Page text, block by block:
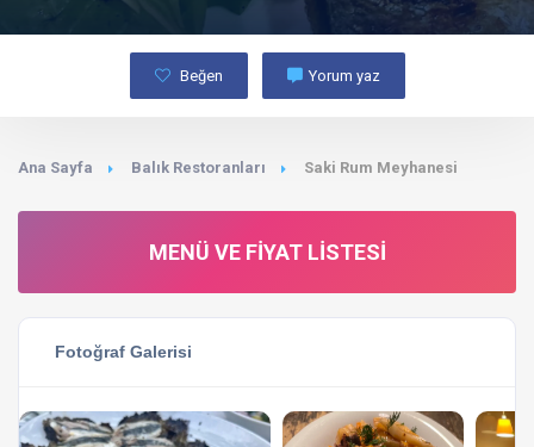
Beğen Yorum yaz
Ana Sayfa Balık Restoranları Saki Rum Meyhanesi
MENÜ VE FIYAT LISTESI
Fotoğraf Galerisi